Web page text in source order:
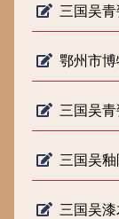
三国吴
鄂州市
三国吴
三国吴
三国吴